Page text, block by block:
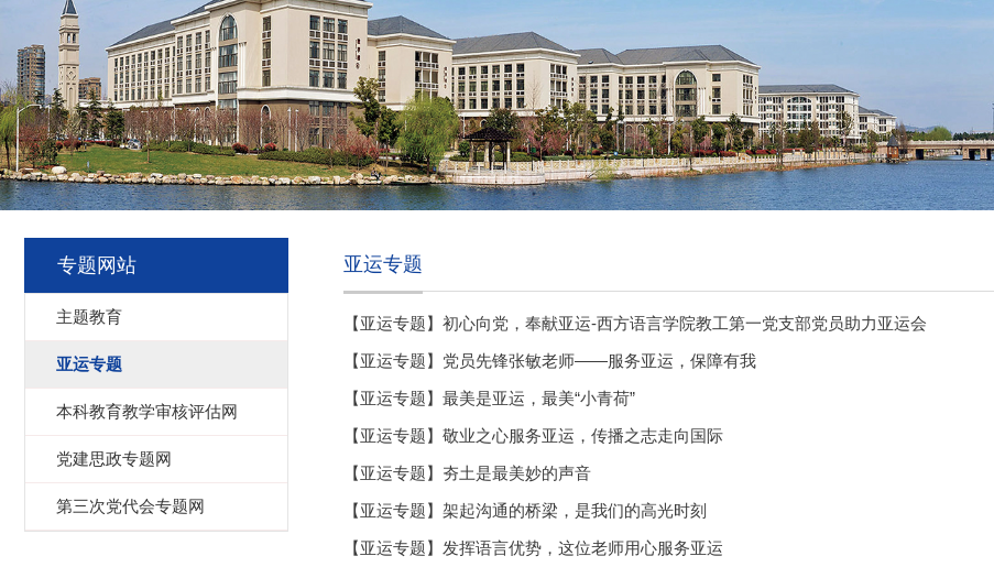
专题网站
主题教育
亚运专题
本科教育教学审核评估网
党建思政专题网
第三次党代会专题网
亚运专题
【亚运专题】初心向党，奉献亚运-西方语言学院教工第一党支部党员助力亚运会
【亚运专题】党员先锋张敏老师——服务亚运，保障有我
【亚运专题】最美是亚运，最美“小青荷”
【亚运专题】敬业之心服务亚运，传播之志走向国际
【亚运专题】夯土是最美妙的声音
【亚运专题】架起沟通的桥梁，是我们的高光时刻
【亚运专题】发挥语言优势，这位老师用心服务亚运